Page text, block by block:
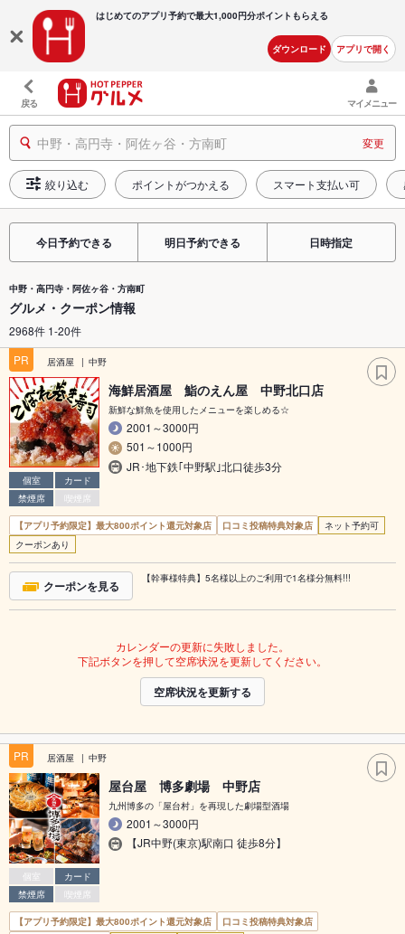
はじめてのアプリ予約で最大1,000円分ポイントもらえる
ダウンロード アプリで開く
戻る マイメニュー
中野・高円寺・阿佐ヶ谷・方南町 変更
絞り込む ポイントがつかえる スマート支払い可
今日予約できる 明日予約できる 日時指定
中野・高円寺・阿佐ヶ谷・方南町
グルメ・クーポン情報
2968件 1-20件
PR
居酒屋 中野
個室
カード
禁煙席
喫煙席
海鮮居酒屋 鮨のえん屋 中野北口店
新鮮な鮮魚を使用したメニューを楽しめる☆
2001～3000円
501～1000円
JR･地下鉄｢中野駅｣北口徒歩3分
【アプリ予約限定】最大800ポイント還元対象店 口コミ投稿特典対象店
ネット予約可
クーポンあり
クーポンを見る 【幹事様特典】5名様以上のご利用で1名様分無料!!!
カレンダーの更新に失敗しました。
下記ボタンを押して空席状況を更新してください。
空席状況を更新する
PR 居酒屋 中野
個室
カード
禁煙席
喫煙席
屋台屋 博多劇場 中野店
九州博多の「屋台村」を再現した劇場型酒場
2001～3000円
【JR中野(東京)駅南口 徒歩8分】
【アプリ予約限定】最大800ポイント還元対象店
口コミ投稿特典対象店